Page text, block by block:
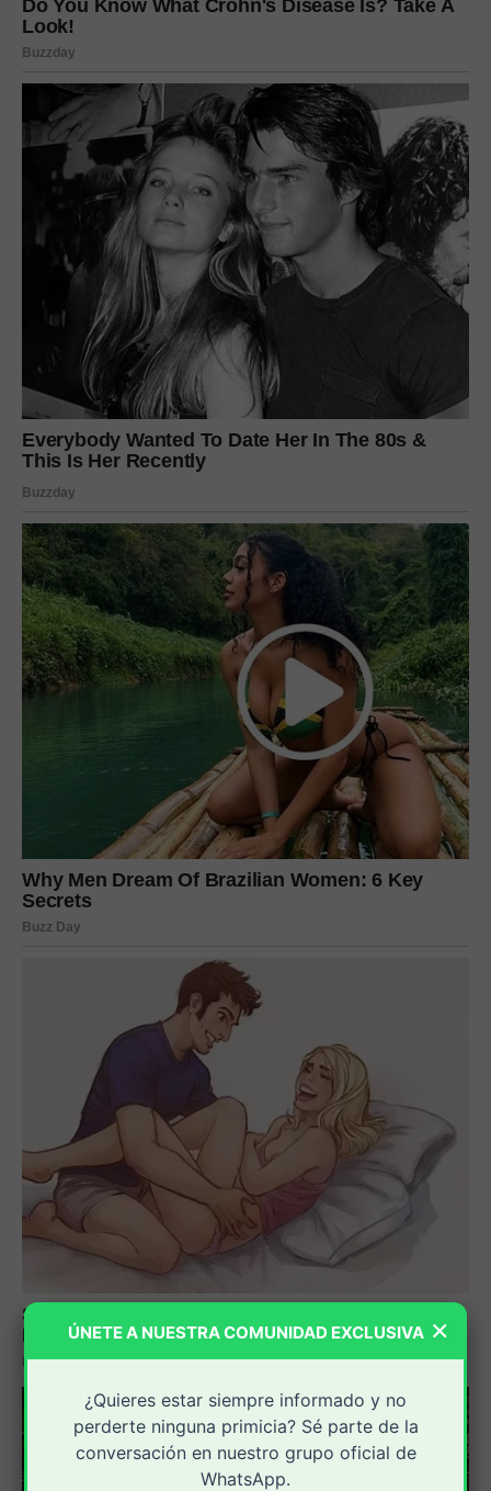
×
ÚNETE A NUESTRA COMUNIDAD EXCLUSIVA
¿Quieres estar siempre informado y no
perderte ninguna primicia? Sé parte de la
conversación en nuestro grupo oficial de
WhatsApp.